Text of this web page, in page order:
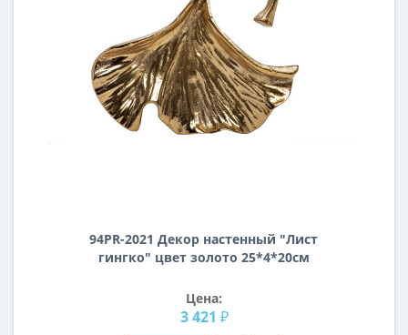
94PR-2021 Декор настенный "Лист
гингко" цвет золото 25*4*20см
Цена:
3 421 ₽